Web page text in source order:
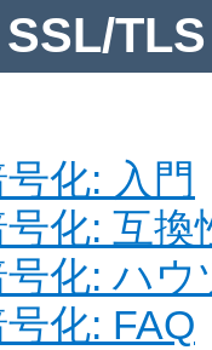
化: 入門
化: 互換
化: ハウ
化: FAQ